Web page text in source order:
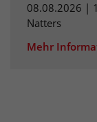
08.08.2026 |
Natters
Mehr